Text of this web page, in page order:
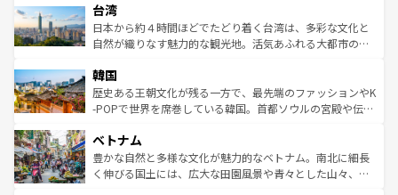
ならではの贅沢な旅のスタイルだ。 なお、新着のアメリカ
情報はコンテンツ一覧を参照してほしい。
れるおもてなしの心で訪れる人々を迎えてくれるハワイの
人々、おいしいローカルフードやハワイアンミュージッ
ク、伝統的なフラダンスなど、すべてがハワイの魅力を彩
ワイを、存分に味わってほしい。 なお、新着のハワイ情報
はコンテンツ一覧を参照してほしい。
リアリーフや大陸中央部にそびえるウルル（エアーズロッ
ク）、タスマニアの美しい原生林やケアンズの熱帯雨林な
ど、見どころがたくさん。また、カフェやワイン、オージ
いる。アクティビティも充実しており、サーフィンやダイ
ビング、ハイキングなど、アウトドア好きにはたまらな
い。オーストラリアの多彩な魅力を存分に味わいつくそ
参照してほしい。
台湾
日本から約４時間ほどでたどり着く台湾は、多彩な文化と
自然が織りなす魅力的な観光地。活気あふれる大都市の台
ン）、静ひつな山岳地帯である台湾東部など、都市の喧騒
と山間の静けさが共存しており、訪れる人に新しい発見と
驚きをもたらしてくれる。また、奥深い台湾の食文化も魅
容にもいいと評判のスイーツなど、バラエティ豊かな料理
が味わえる。 なお、新着の台湾情報は コンテンツ一覧を参
照してほしい。
韓国
歴史ある王朝文化が残る一方で、最先端のファッションやK
-POPで世界を席巻している韓国。首都ソウルの宮殿や伝統
き、地方に足を延ばせば四季折々の自然美を楽しむことが
できる。そして、キムチや焼肉、絶品のストリートフード
まで、さまざまな韓国料理が待っている。夜には、韓国な
ベトナム
豊かな自然と多様な文化が魅力的なベトナム。南北に細長
く伸びる国土には、広大な田園風景や青々とした山々、世